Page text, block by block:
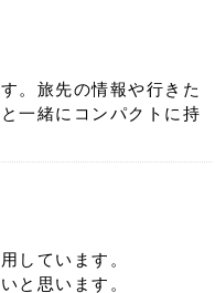
。旅先の情報や行きた
一緒にコンパクトに持
しています。
と思います。